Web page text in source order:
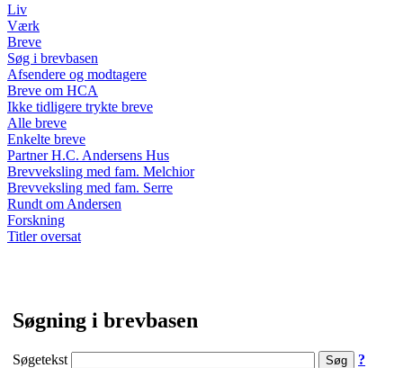
Liv
Værk
Breve
Søg i brevbasen
Afsendere og modtagere
Breve om HCA
Ikke tidligere trykte breve
Alle breve
Enkelte breve
Partner H.C. Andersens Hus
Brevveksling med fam. Melchior
Brevveksling med fam. Serre
Rundt om Andersen
Forskning
Titler oversat
Søgning i brevbasen
Søgetekst ?